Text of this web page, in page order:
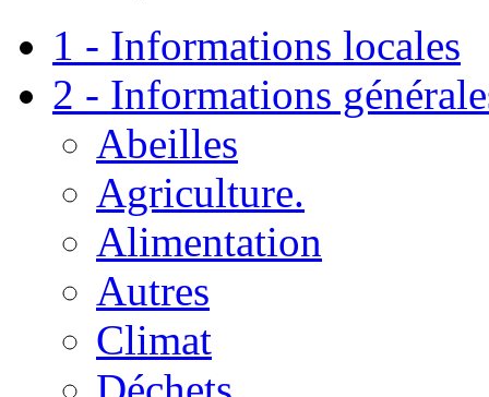
1 - Informations locales
2 - Informations
Abeilles
Agriculture.
Alimentation
Autres
Climat